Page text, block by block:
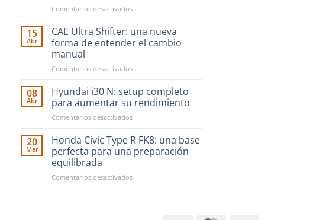
Comentarios desactivadosen
financiar
compras
RST
es
más
fácil
que
15
Abr
CAE Ultra Shifter: una nueva
forma de entender el cambio
manual
Comentarios desactivadosen
Ultra
Shifter:
una
nueva
de
entender
el
manual
08
Abr
Hyundai i30 N: setup completo
para aumentar su rendimiento
Comentarios desactivadosen
i30
setup
para
20
Mar
Honda Civic Type R FK8: una base
perfecta para una preparación
equilibrada
Comentarios desactivadosen